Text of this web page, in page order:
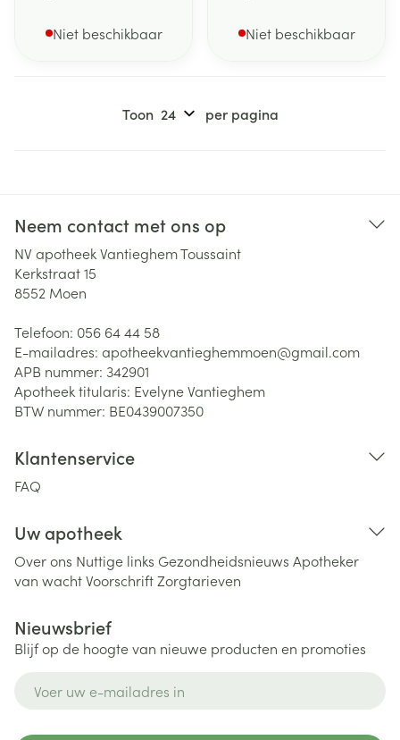
Niet beschikbaar Niet beschikbaar
Toon per pagina
Neem contact met ons op
NV apotheek Vantieghem Toussaint
Kerkstraat 15
8552 Moen
Telefoon: 056 64 44 58
E-mailadres: apotheekvantieghemmoen@gmail.com
APB nummer: 342901
Apotheek titularis: Evelyne Vantieghem
BTW nummer: BE0439007350
Klantenservice
FAQ
Uw apotheek
Over ons Nuttige links Gezondheidsnieuws Apotheker
van wachtVoorschriftZorgtarieven
Nieuwsbrief
Blijf op de hoogte van nieuwe producten en promoties